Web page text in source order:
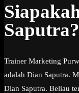
Saputra?
Trainer Marketing
adalah Dian Saputra.
Dian Saputra. Beliau